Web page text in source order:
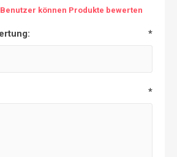
können Produkte bewerten
*
*